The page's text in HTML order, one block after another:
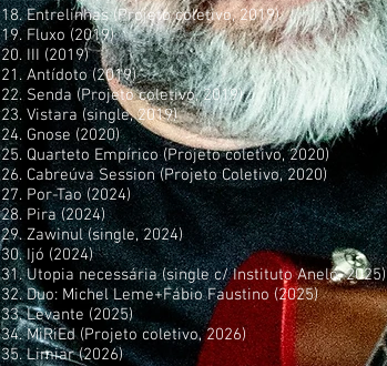
18. Entrelinhas (Projeto coletivo, 2019)
19. Fluxo (2019)
20. III (2019)
21. Antídoto (2019)
22. Senda (Projeto coletivo, 2019)
23. Vistara (single, 2019)
24. Gnose (2020)
25. Quarteto Empírico (Projeto coletivo, 2020)
26. Cabreúva Session (Projeto Coletivo, 2020)
27. Por-Tao (2024)
28. Pira (2024)
29. Zawinul (single, 2024)
30. Ijó (2024)
31. Utopia necessária (single c/ Instituto Anelo, 2025)
32. Duo: Michel Leme+Fábio Faustino (2025)
33. Levante (2025)
34. MiRiEd (Projeto coletivo, 2026)
35. Limiar (2026)